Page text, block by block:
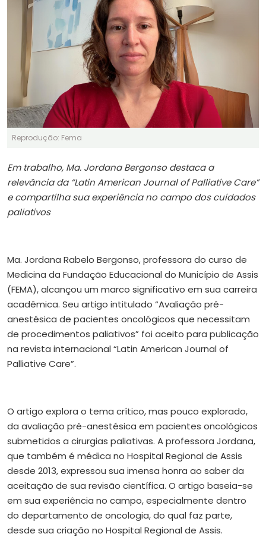
Reprodução: Fema
Em trabalho, Ma. Jordana Bergonso destaca a
relevância da “Latin American Journal of Palliative Care”
e compartilha sua experiência no campo dos cuidados
paliativos
Ma. Jordana Rabelo Bergonso, professora do curso de
Medicina da Fundação Educacional do Município de Assis
(FEMA), alcançou um marco significativo em sua carreira
acadêmica. Seu artigo intitulado “Avaliação pré-
anestésica de pacientes oncológicos que necessitam
de procedimentos paliativos” foi aceito para publicação
na revista internacional “Latin American Journal of
Palliative Care”.
O artigo explora o tema crítico, mas pouco explorado,
da avaliação pré-anestésica em pacientes oncológicos
submetidos a cirurgias paliativas. A professora Jordana,
que também é médica no Hospital Regional de Assis
desde 2013, expressou sua imensa honra ao saber da
aceitação de sua revisão científica. O artigo baseia-se
em sua experiência no campo, especialmente dentro
do departamento de oncologia, do qual faz parte,
desde sua criação no Hospital Regional de Assis.